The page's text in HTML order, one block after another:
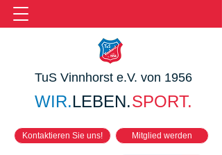
TuS Vinnhorst e.V. von 1956
WIR.LEBEN.SPORT.
Kontaktieren Sie uns! Mitglied werden